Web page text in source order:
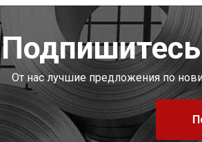
От нас лучшие предложения по